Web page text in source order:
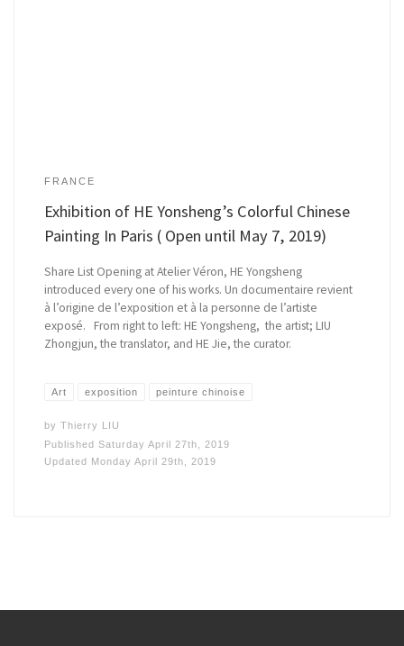
FRANCE
Exhibition of HE Yonsheng’s Colorful Chinese
Painting In Paris ( Open until May 7, 2019)
Share List Opening at Atelier Véron, HE Yongsheng
introduced every one of his works. Un documentaire revient
à l’origine de l’exposition et à la personne de l’artiste
exposé. From right to left: HE Yongsheng, the artist; LIU
Zhongjun, the translator, and HE Jie, the curator.
Art exposition peinture chinoise
byThierry LIU
PublishedSaturday April 27th, 2019
Updated Monday April 29th, 2019